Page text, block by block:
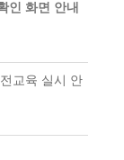
인 화면 안내
교육 실시 안